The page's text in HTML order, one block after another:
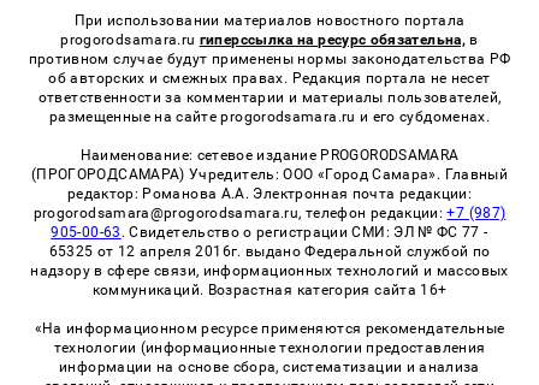
При использовании материалов новостного портала
progorodsamara.ru гиперссылка на ресурс обязательна, в
противном случае будут применены нормы законодательства РФ
об авторских и смежных правах. Редакция портала не несет
ответственности за комментарии и материалы пользователей,
размещенные на сайте progorodsamara.ru и его субдоменах.
Наименование: сетевое издание PROGORODSAMARA
(ПРОГОРОДСАМАРА) Учредитель: ООО «Город Самара». Главный
редактор: Романова А.А. Электронная почта редакции:
progorodsamara@progorodsamara.ru, телефон редакции:+7 (987)
905-00-63 . Свидетельство о регистрации СМИ: ЭЛ № ФС 77 -
65325 от 12 апреля 2016г. выдано Федеральной службой по
надзору в сфере связи, информационных технологий и массовых
коммуникаций. Возрастная категория сайта 16+
«На информационном ресурсе применяются рекомендательные
технологии (информационные технологии предоставления
информации на основе сбора, систематизации и анализа